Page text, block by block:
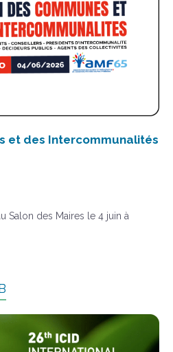
et des Intercommunalités
Salon des Maires le 4 juin à